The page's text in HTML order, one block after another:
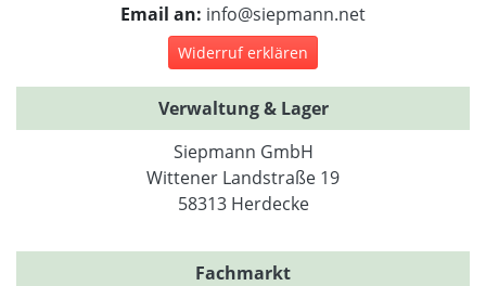
Email an: info@siepmann.net
Widerruf erklären
Verwaltung & Lager
Siepmann GmbH
Wittener Landstraße 19
58313 Herdecke
Fachmarkt